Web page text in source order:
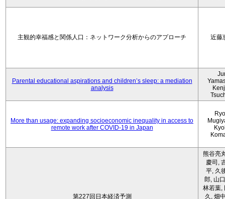
主観的幸福感と関係人口：ネットワーク分析からのアプローチ 近藤
Parental educational aspirations and children’s sleep: a mediation
analysis
More than usage: expanding socioeconomic inequality in access to
remote work after COVID-19 in Japan
第227回日本経済予測
熊谷亮
慶司,
平, 久
郎, 山
林若葉,
久, 畑